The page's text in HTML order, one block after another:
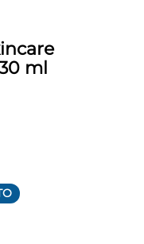
ml